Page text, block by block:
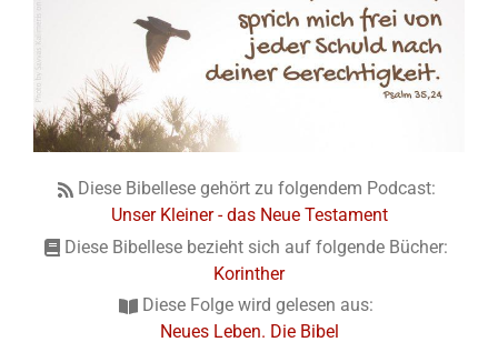
Diese Bibellese gehört zu folgendem Podcast:
Unser Kleiner - das Neue Testament
Diese Bibellese bezieht sich auf folgende Bücher:
Korinther
Diese Folge wird gelesen aus:
Neues Leben. Die Bibel